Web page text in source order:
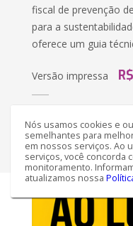
Nós usamos cookies e
semelhantes para
em nossos serviços. Ao
serviços, você concorda
monitoramento.
atualizamos nossa
fiscal de prevenção
para a
oferece um guia
Versão impressa
Comprar